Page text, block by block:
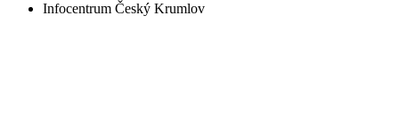
Infocentrum Český Krumlov